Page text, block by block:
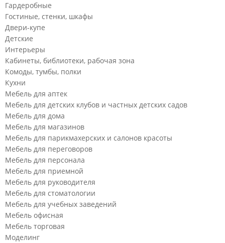
Гардеробные
Гостиные, стенки, шкафы
Двери-купе
Детские
Интерьеры
Кабинеты, библиотеки, рабочая зона
Комоды, тумбы, полки
Кухни
Мебель для аптек
Мебель для детских клубов и частных детских садов
Мебель для дома
Мебель для магазинов
Мебель для парикмахерских и салонов красоты
Мебель для переговоров
Мебель для персонала
Мебель для приемной
Мебель для руководителя
Мебель для стоматологии
Мебель для учебных заведений
Мебель офисная
Мебель торговая
Моделинг